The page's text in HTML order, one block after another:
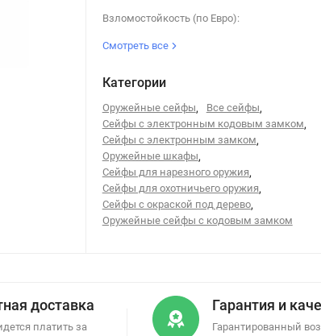
Взломостойкость (по Евро):
Смотреть все
Категории
Оружейные сейфы, Все сейфы,
Сейфы с электронным кодовым замком,
Сейфы с электронным замком,
Оружейные шкафы,
Сейфы для нарезного оружия,
Сейфы для охотничьего оружия,
Сейфы с окраской под дерево,
Оружейные сейфы с кодовым замком
доставка
платить за
Гарантия и
Гарантированный